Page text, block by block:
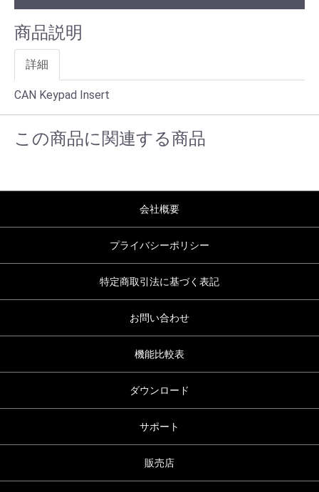
商品説明
詳細
CAN Keypad Insert
この商品に関連する商品
会社概要
プライバシーポリシー
特定商取引法に基づく表記
お問い合わせ
機能比較表
ダウンロード
サポート
販売店